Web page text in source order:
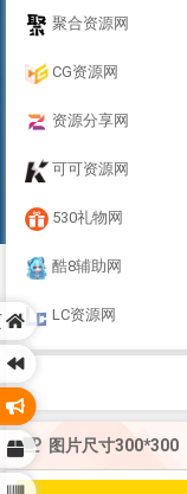
聚合资源网
CG资源网
资源分享网
可可资源网
530礼物网
酷8辅助网
LC资源网
图片尺寸300*300